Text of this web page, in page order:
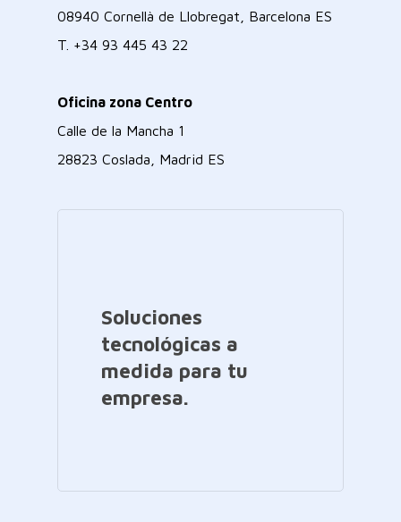
08940 Cornellà de Llobregat, Barcelona ES
T. +34 93 445 43 22
Oficina zona Centro
Calle de la Mancha 1
28823 Coslada, Madrid ES
Soluciones
tecnológicas a
medida para tu
empresa.